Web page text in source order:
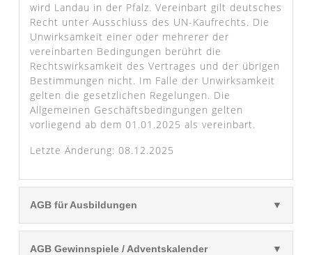
wird Landau in der Pfalz. Vereinbart gilt deutsches
Recht unter Ausschluss des UN-Kaufrechts. Die
Unwirksamkeit einer oder mehrerer der
vereinbarten Bedingungen berührt die
Rechtswirksamkeit des Vertrages und der übrigen
Bestimmungen nicht. Im Falle der Unwirksamkeit
gelten die gesetzlichen Regelungen. Die
Allgemeinen Geschäftsbedingungen gelten
vorliegend ab dem 01.01.2025 als vereinbart.
Letzte Änderung: 08.12.2025
AGB für Ausbildungen
AGB Gewinnspiele / Adventskalender